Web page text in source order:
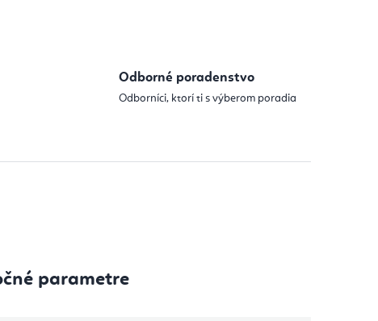
Odborné poradenstvo
Odborníci, ktorí ti s výberom poradia
parametre